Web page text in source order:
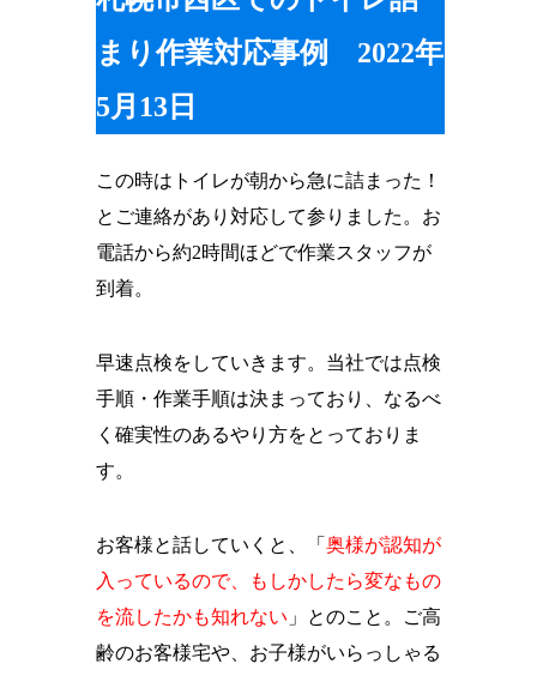
まり作業対応事例 2022年
5月13日
この時はトイレが朝から急に詰まった！
とご連絡があり対応して参りました。お
電話から約2時間ほどで作業スタッフが
到着。
早速点検をしていきます。当社では点検
手順・作業手順は決まっており、なるべ
く確実性のあるやり方をとっておりま
す。
お客様と話していくと、「奥様が認知が
入っているので、もしかしたら変なもの
を流したかも知れない 」とのこと。ご高
齢のお客様宅や、お子様がいらっしゃる